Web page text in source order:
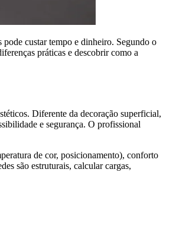
custar tempo e dinheiro. Segundo o
práticas e descobrir como a
Diferente da decoração superficial,
e segurança. O profissional
de cor, posicionamento), conforto
são estruturais, calcular cargas,